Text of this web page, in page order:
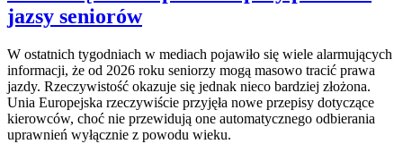
jazsy seniorów
W ostatnich tygodniach w mediach pojawiło się wiele alarmujących
informacji, że od 2026 roku seniorzy mogą masowo tracić prawa
jazdy. Rzeczywistość okazuje się jednak nieco bardziej złożona.
Unia Europejska rzeczywiście przyjęła nowe przepisy dotyczące
kierowców, choć nie przewidują one automatycznego odbierania
uprawnień wyłącznie z powodu wieku.